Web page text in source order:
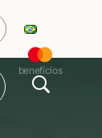
benefícios